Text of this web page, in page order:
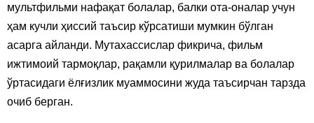
мультфильми нафақат болалар, балки ота-оналар учун
ҳам кучли ҳиссий таъсир кўрсатиши мумкин бўлган
асарга айланди. Мутахассислар фикрича, фильм
ижтимоий тармоқлар, рақамли қурилмалар ва болалар
ўртасидаги ёлғизлик муаммосини жуда таъсирчан тарзда
очиб берган.